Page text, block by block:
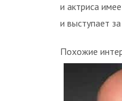
и актриса
и выступает
Похожие